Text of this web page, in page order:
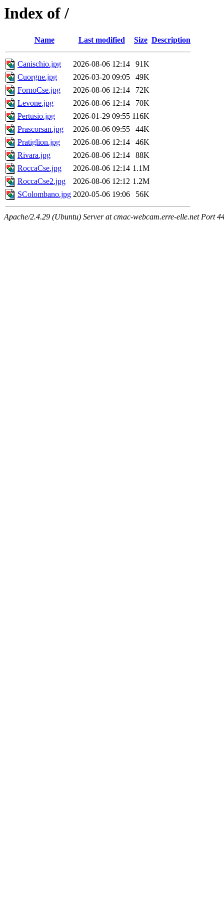
Index of /
Name Last modified Size Description
Canischio.jpg 2026-08-06 12:14
91K
Cuorgne.jpg
2026-03-20 09:05
49K
FornoCse.jpg
2026-08-06 12:14
72K
Levone.jpg
2026-08-06 12:14
70K
Pertusio.jpg
2026-01-29 09:55 116K
Prascorsan.jpg
2026-08-06 09:55
44K
Pratiglion.jpg
2026-08-06 12:14
46K
Rivara.jpg
2026-08-06 12:14
88K
RoccaCse.jpg
2026-08-06 12:14 1.1M
RoccaCse2.jpg
2026-08-06 12:12 1.2M
SColombano.jpg 2020-05-06 19:06 56K
Apache/2.4.29 (Ubuntu) Server at cmac-webcam.erre-elle.net Port